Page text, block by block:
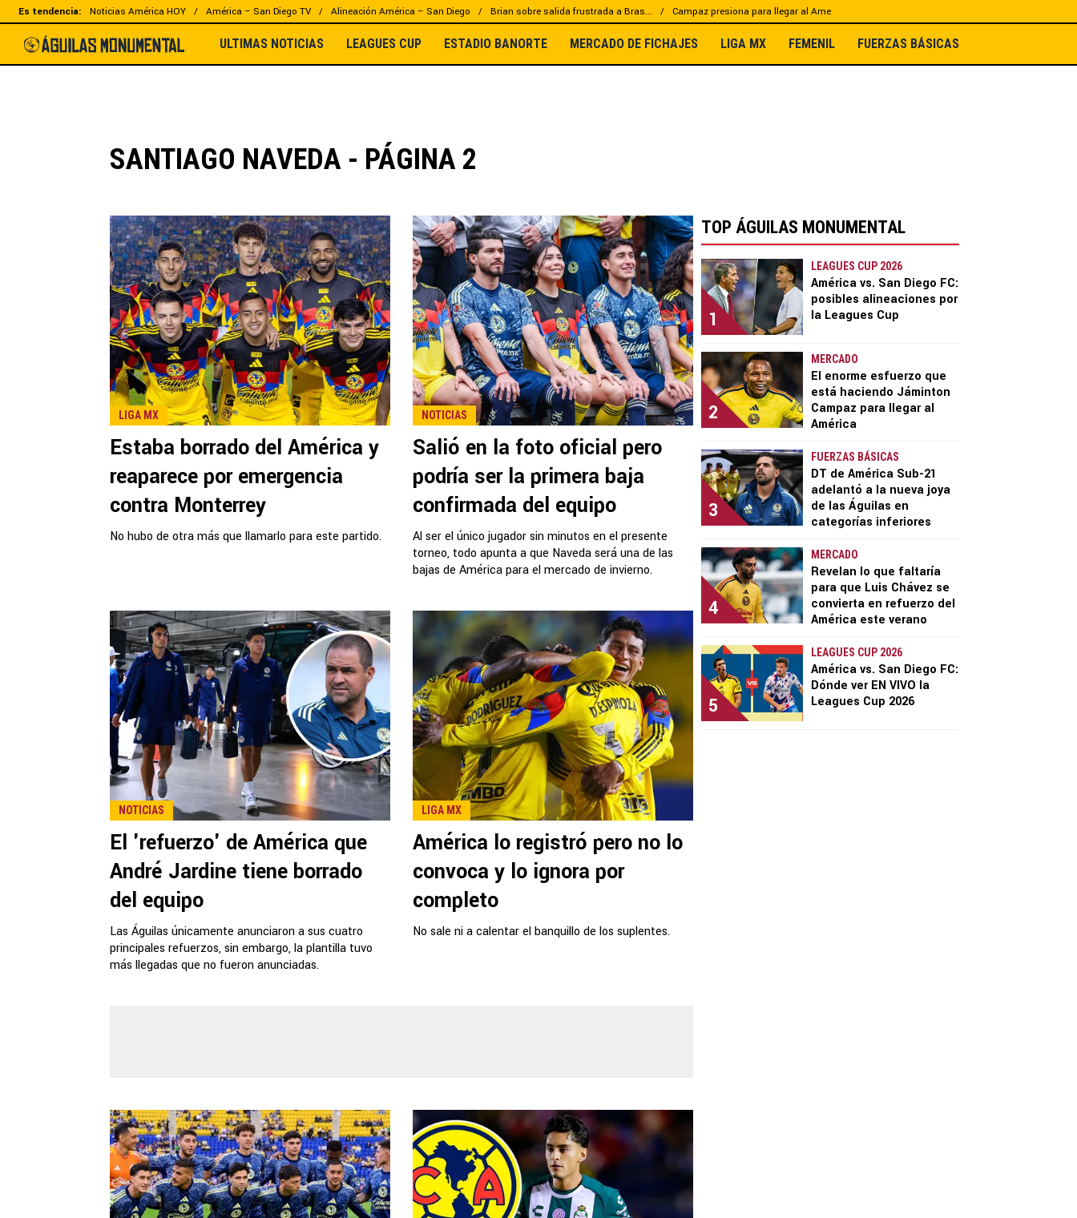
Es tendencia: Noticias América HOY América – San Diego TV Alineación América – San Diego Brian sobre salida frustrada a Bras... Campaz presiona para llegar al Ame
ULTIMAS NOTICIAS LEAGUES CUP ESTADIO BANORTE MERCADO DE FICHAJES LIGA MX FEMENIL FUERZAS BÁSICAS
SANTIAGO NAVEDA - PÁGINA 2
LIGA MX
Estaba borrado del América y
reaparece por emergencia
contra Monterrey
No hubo de otra más que llamarlo para este partido.
NOTICIAS
Salió en la foto oficial pero
podría ser la primera baja
confirmada del equipo
Al ser el único jugador sin minutos en el presente
torneo, todo apunta a que Naveda será una de las
bajas de América para el mercado de invierno.
NOTICIAS
El 'refuerzo' de América que
André Jardine tiene borrado
del equipo
Las Águilas únicamente anunciaron a sus cuatro
principales refuerzos, sin embargo, la plantilla tuvo
más llegadas que no fueron anunciadas.
LIGA MX
América lo registró pero no lo
convoca y lo ignora por
completo
No sale ni a calentar el banquillo de los suplentes.
TOP ÁGUILAS MONUMENTAL
1
LEAGUES CUP 2026
América vs. San Diego FC:
posibles alineaciones por
la Leagues Cup
2
MERCADO
El enorme esfuerzo que
está haciendo Jáminton
Campaz para llegar al
América
3
FUERZAS BÁSICAS
DT de América Sub-21
adelantó a la nueva joya
de las Águilas en
categorías inferiores
4
MERCADO
Revelan lo que faltaría
para que Luis Chávez se
convierta en refuerzo del
América este verano
5
LEAGUES CUP 2026
América vs. San Diego FC:
Dónde ver EN VIVO la
Leagues Cup 2026